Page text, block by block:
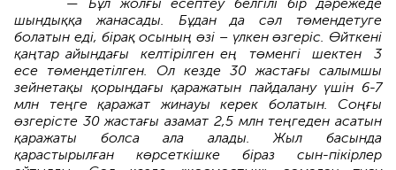
шындыққа жанасады­. Бұдан да сәл төмендетуге
болатын еді, бірақ осының өзі – үлкен өзгеріс. Өйткені
қаңтар айындағы келтірілген ең төменгі шектен 3
есе төмендетілген. Ол кезде 30 жастағы салымшы
зейнетақы қорындағы қаражатын пайдалану үшін 6-7
млн теңге қаражат жинауы­ керек болатын. Соңғы
өзгерісте 30 жастағы азамат 2,5 млн теңгеден асатын
қаражаты болса ала алады. Жыл басында
қарастырылған көрсеткішке біраз сын-пікірлер